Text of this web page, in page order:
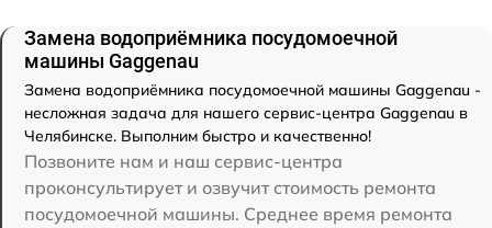
Замена водоприёмника посудомоечной
машины Gaggenau
Замена водоприёмника посудомоечной машины Gaggenau -
несложная задача для нашего сервис-центра Gaggenau в
Челябинске. Выполним быстро и качественно!
Позвоните нам и наш сервис-центра
проконсультирует и озвучит стоимость ремонта
посудомоечной машины. Среднее время ремонта